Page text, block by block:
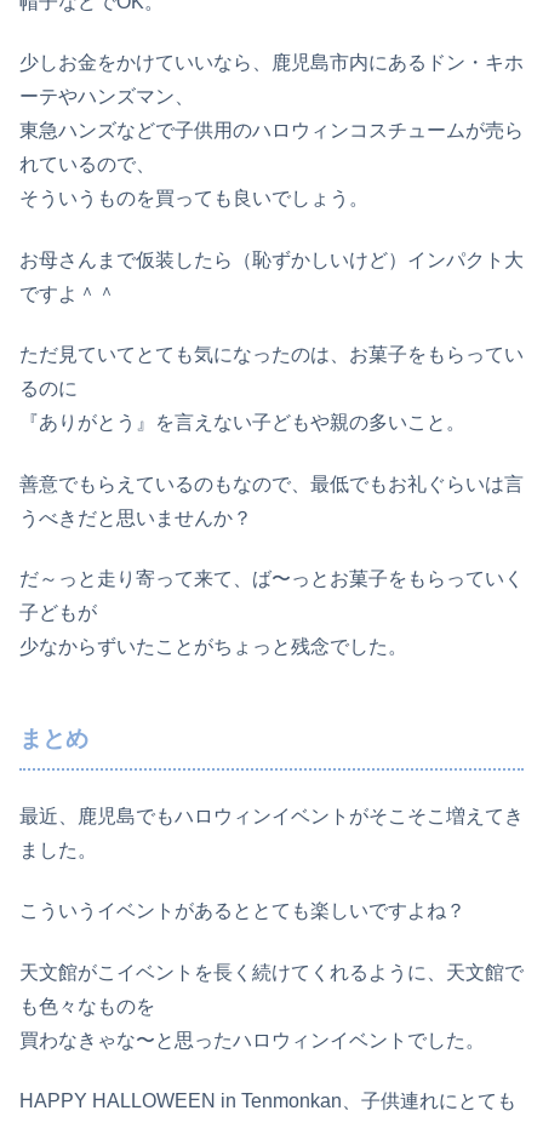
少しお金をかけていいなら、鹿児島市内にあるドン・キホ
ーテやハンズマン、
東急ハンズなどで子供用のハロウィンコスチュームが売ら
れているので、
そういうものを買っても良いでしょう。
お母さんまで仮装したら（恥ずかしいけど）インパクト大
ですよ＾＾
ただ見ていてとても気になったのは、お菓子をもらってい
るのに
『ありがとう』を言えない子どもや親の多いこと。
善意でもらえているのもなので、最低でもお礼ぐらいは言
うべきだと思いませんか？
だ～っと走り寄って来て、ば〜っとお菓子をもらっていく
子どもが
少なからずいたことがちょっと残念でした。
まとめ
最近、鹿児島でもハロウィンイベントがそこそこ増えてき
ました。
こういうイベントがあるととても楽しいですよね？
天文館がこイベントを長く続けてくれるように、天文館で
も色々なものを
買わなきゃな〜と思ったハロウィンイベントでした。
HAPPY HALLOWEEN in Tenmonkan、子供連れにとても